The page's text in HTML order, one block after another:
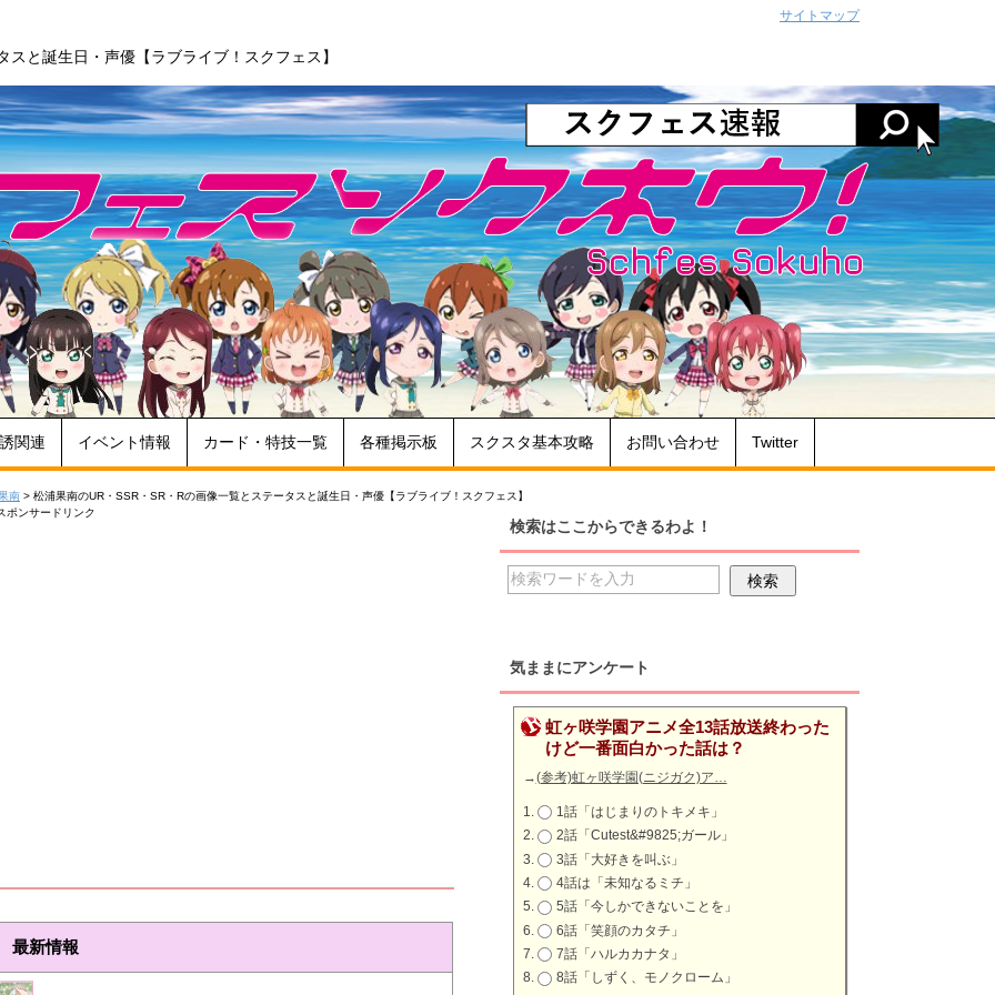
と誕生日・声優【ラブライブ！スクフェス】
関連 イベント情報 カード・特技一覧 各種掲示板 スクスタ基本攻略 お問い合わせ Twitter
南 > 松浦果南のUR・SSR・SR・Rの画像一覧とステータスと誕生日・声優【ラブライブ！スクフェス】
ポンサードリンク
最新情報
検索はここからできるわよ！
気ままにアンケート
虹ヶ咲学園アニメ全13話放送終わった
けど一番面白かった話は？
→(参考)虹ヶ咲学園(ニジガク)ア…
1話「はじまりのトキメキ」
2話「Cutest&#9825;ガール」
3話「大好きを叫ぶ」
4話は「未知なるミチ」
5話「今しかできないことを」
6話「笑顔のカタチ」
7話「ハルカカナタ」
8話「しずく、モノクローム」
サイトマップ